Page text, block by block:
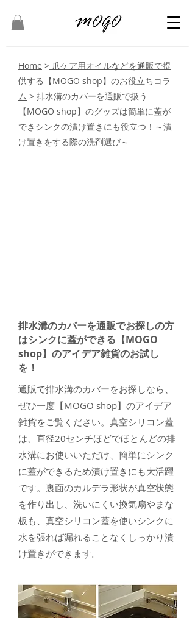
Home > 爪ケア用オイルなどを通販で提
供する【MOGO shop】のお役立ちコラ
ム > 排水溝のカバーを通販で扱う
【MOGO shop】のグッズは簡単に蓋が
できシンクの漬け置きにも役立つ！～漬
け置きをする際の洗剤選び～
排水溝のカバーを通販でお探しの方
はシンクに蓋ができる【MOGO
shop】のアイデア雑貨のお試し
を！
通販で排水溝のカバーをお探しなら、
ぜひ一度【MOGO shop】のアイデア
雑貨をご覧ください。真空シリコン蓋
は、直径20センチほどでほとんどの排
水溝にお使いいただけ、簡単にシンク
に蓋ができるため漬け置きにも大活躍
です。裏面のカルデラ形状が真空状態
を作り出し、洗いにくい換気扇やまな
板も、真空シリコン蓋を使いシンクに
水を張れば漏れることなくしっかり漬
け置きができます。